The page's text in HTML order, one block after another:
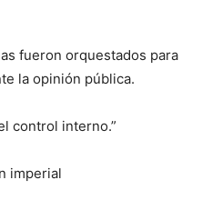
fueron orquestados para
la opinión pública.
control interno.”
imperial